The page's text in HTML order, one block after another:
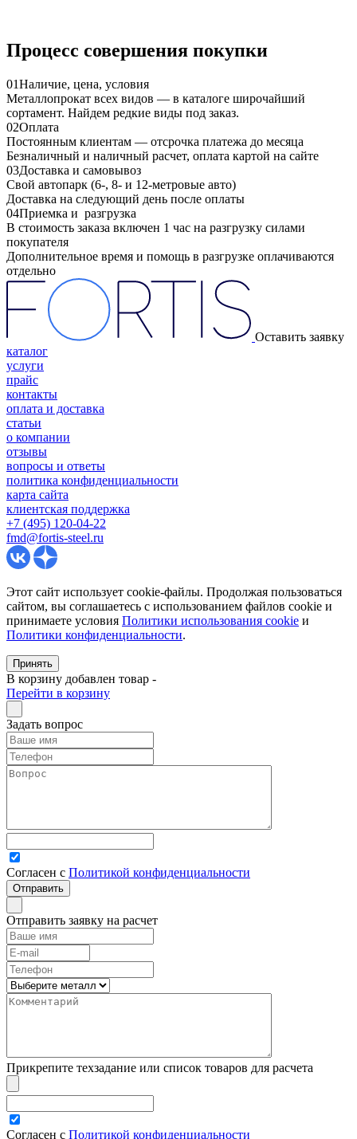
Процесс совершения покупки
01Наличие, цена, условия
Металлопрокат всех видов — в каталоге широчайший
сортамент. Найдем редкие виды под заказ.
02Оплата
Постоянным клиентам — отсрочка платежа до месяца
Безналичный и наличный расчет, оплата картой на сайте
03Доставка и самовывоз
Свой автопарк (6-, 8- и 12-метровые авто)
Доставка на следующий день после оплаты
04Приемка и разгрузка
В стоимость заказа включен 1 час на разгрузку силами
покупателя
Дополнительное время и помощь в разгрузке оплачиваются
отдельно
Оставить заявку
каталог
услуги
прайс
контакты
оплата и доставка
статьи
о компании
отзывы
вопросы и ответы
политика конфиденциальности
карта сайта
клиентская поддержка
+7 (495) 120-04-22
fmd@fortis-steel.ru
Этот сайт использует cookie-файлы. Продолжая пользоваться
сайтом, вы соглашаетесь с использованием файлов cookie и
принимаете условия Политики использования cookie и
Политики конфиденциальности.
Принять
В корзину добавлен товар -
Перейти в корзину
Задать вопрос
Согласен с Политикой конфиденциальности
Отправить заявку на расчет
Прикрепите техзадание или список товаров для расчета
Согласен с Политикой конфиденциальности